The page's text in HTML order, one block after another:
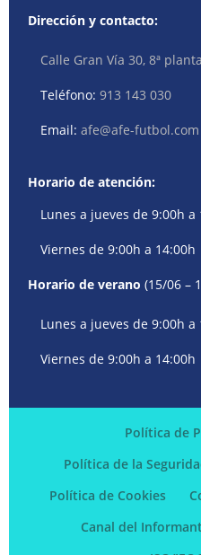
Dirección y contacto:
Calle Gran Vía 30, 8ª
Teléfono:913 143 030
Email:afe@afe-futbol.com
Horario de atención:
Lunes a jueves de 9:00h a
Viernes de 9:00h a 14:00h
Horario de verano (15/06 –
Lunes a jueves de 9:00h a
Viernes de 9:00h a 14:00h
Política de
Política de la
Política de Cookies
Canal del